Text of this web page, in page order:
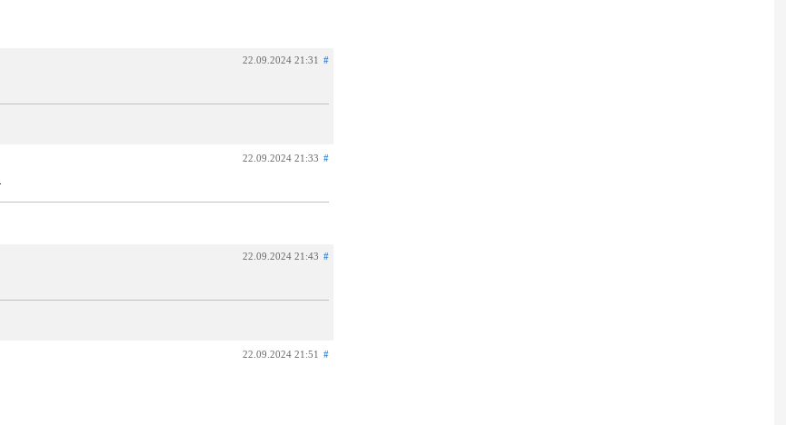
22.09.2024 21:31 #
22.09.2024 21:33 #
22.09.2024 21:43 #
22.09.2024 21:51 #